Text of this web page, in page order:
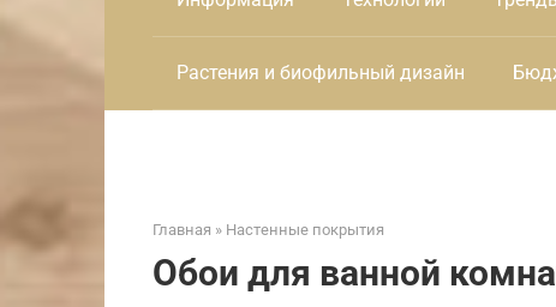
Растения и биофильный дизайн
Главная » Настенные покрытия
Обои для ванной